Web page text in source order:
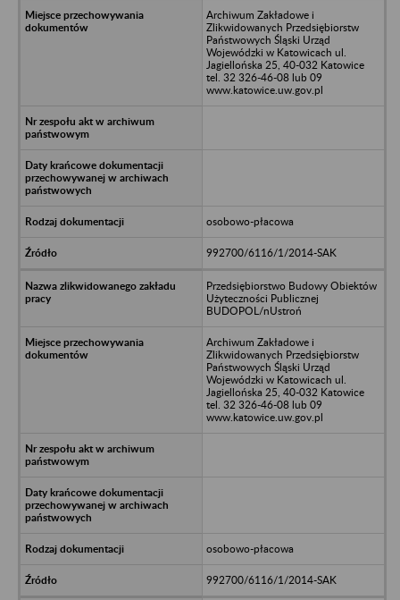
Archiwum Zakładowe i
Zlikwidowanych Przedsiębiorstw
Państwowych Śląski Urząd
Wojewódzki w Katowicach ul.
Jagiellońska 25, 40-032 Katowice
tel. 32 326-46-08 lub 09
www.katowice.uw.gov.pl
osobowo-płacowa
992700/6116/1/2014-SAK
Przedsiębiorstwo Budowy Obiektów
Użyteczności Publicznej
BUDOPOL/nUstroń
Archiwum Zakładowe i
Zlikwidowanych Przedsiębiorstw
Państwowych Śląski Urząd
Wojewódzki w Katowicach ul.
Jagiellońska 25, 40-032 Katowice
tel. 32 326-46-08 lub 09
www.katowice.uw.gov.pl
osobowo-płacowa
992700/6116/1/2014-SAK